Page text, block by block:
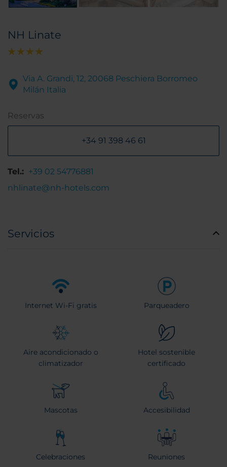
NH Linate
Via A. Grandi, 12, 20068 Peschiera Borromeo
Milán Italia
Reservas
+34 91 398 46 61
Tel.: +39 02 54776881
nhlinate@nh-hotels.com
Servicios
Internet Wi-Fi gratis Parqueadero
Aire acondicionado o
climatizador
Hotel sostenible
certificado
Mascotas Accesibilidad
Celebraciones Reuniones